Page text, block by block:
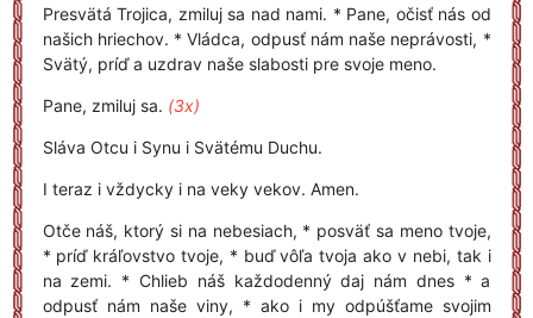
Presvätá Trojica, zmiluj sa nad nami. * Pane, očisť nás od
našich hriechov. * Vládca, odpusť nám naše neprávosti, *
Svätý, príď a uzdrav naše slabosti pre svoje meno.
Pane, zmiluj sa. (3x)
Sláva Otcu i Synu i Svätému Duchu.
I teraz i vždycky i na veky vekov. Amen.
Otče náš, ktorý si na nebesiach, * posväť sa meno tvoje,
* príď kráľovstvo tvoje, * buď vôľa tvoja ako v nebi, tak i
na zemi. * Chlieb náš každodenný daj nám dnes * a
odpusť nám naše viny, * ako i my odpúšťame svojim